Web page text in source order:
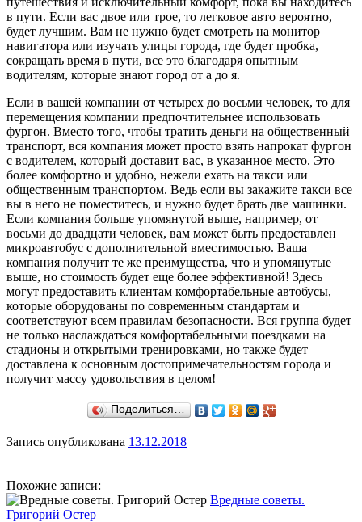
в пути. Если вас двое или трое, то легковое авто вероятно,
будет лучшим. Вам не нужно будет смотреть на монитор
навигатора или изучать улицы города, где будет пробка,
сокращать время в пути, все это благодаря опытным
водителям, которые знают город от а до я.
Если в вашей компании от четырех до восьми человек, то для
перемещения компании предпочтительнее использовать
фургон. Вместо того, чтобы тратить деньги на общественный
транспорт, вся компания может просто взять напрокат фургон
с водителем, который доставит вас, в указанное место. Это
более комфортно и удобно, нежели ехать на такси или
общественным транспортом. Ведь если вы закажите такси все
вы в него не поместитесь, и нужно будет брать две машинки.
Если компания больше упомянутой выше, например, от
восьми до двадцати человек, вам может быть предоставлен
микроавтобус с дополнительной вместимостью. Ваша
компания получит те же преимущества, что и упомянутые
выше, но стоимость будет еще более эффективной! Здесь
могут предоставить клиентам комфортабельные автобусы,
которые оборудованы по современным стандартам и
соответствуют всем правилам безопасности. Вся группа будет
не только наслаждаться комфортабельными поездками на
стадионы и открытыми тренировками, но также будет
доставлена к основным достопримечательностям города и
получит массу удовольствия в целом!
Поделиться…
Запись опубликована 13.12.2018
Похожие записи:
Вредные советы.
Григорий Остер